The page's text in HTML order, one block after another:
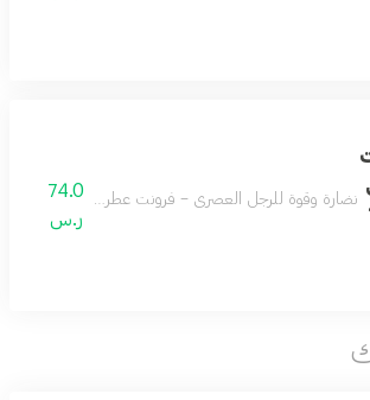
نضارة وقوة للرجل العصري – فرونت عطر رجالي منعش
74.0
ر.س